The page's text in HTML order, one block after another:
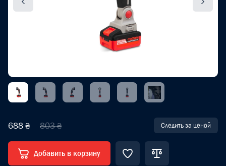
688 ₴ 803 ₴ Следить за ценой
Добавить в корзину